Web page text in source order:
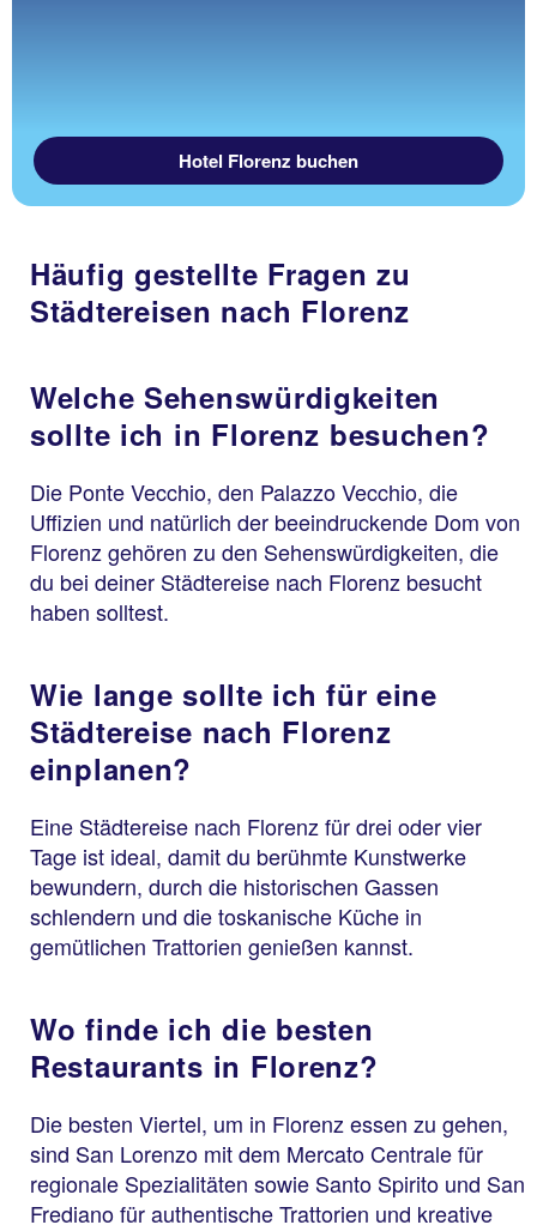
Hotel Florenz buchen
Häufig gestellte Fragen zu
Städtereisen nach Florenz
Welche Sehenswürdigkeiten
sollte ich in Florenz besuchen?
Die Ponte Vecchio, den Palazzo Vecchio, die
Uffizien und natürlich der beeindruckende Dom von
Florenz gehören zu den Sehenswürdigkeiten, die
du bei deiner Städtereise nach Florenz besucht
haben solltest.
Wie lange sollte ich für eine
Städtereise nach Florenz
einplanen?
Eine Städtereise nach Florenz für drei oder vier
Tage ist ideal, damit du berühmte Kunstwerke
bewundern, durch die historischen Gassen
schlendern und die toskanische Küche in
gemütlichen Trattorien genießen kannst.
Wo finde ich die besten
Restaurants in Florenz?
Die besten Viertel, um in Florenz essen zu gehen,
sind San Lorenzo mit dem Mercato Centrale für
regionale Spezialitäten sowie Santo Spirito und San
Frediano für authentische Trattorien und kreative